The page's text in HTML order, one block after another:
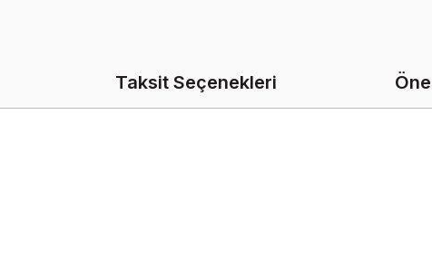
Taksit Seçenekleri